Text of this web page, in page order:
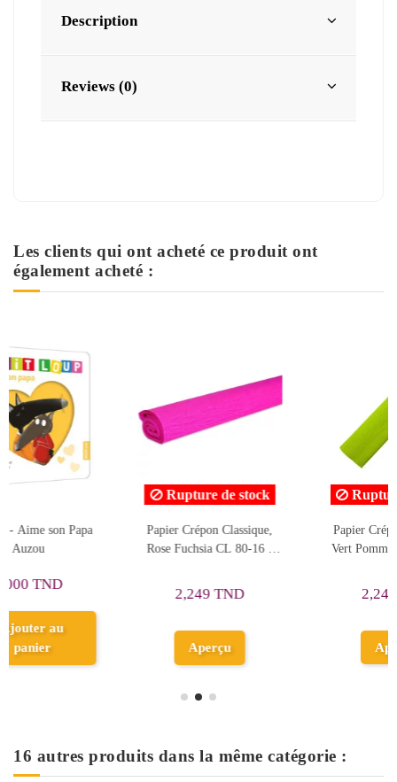
Description
Reviews (0)
Les clients qui ont acheté ce produit ont
également acheté :
-
Rupture de stock
Papier Crépon Classique,
Vert Pomme 80/41 - Cool
Rupture de stock
LE PETIT CHAPERON
ROUGE -CLASSIQUES
16 autres produits dans la même catégorie :